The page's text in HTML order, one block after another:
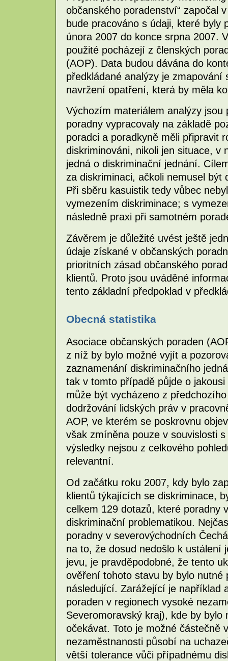
občanského poradenství“ započal
bude pracováno s údaji, které byly
února 2007 do konce srpna 2007.
použité pocházejí z členských
(AOP). Data budou dávána do
předkládané analýzy je zmapování
navržení opatření, která by měla
Výchozím materiálem analýzy
poradny vypracovaly na základě
poradci a poradkyně měli připravit
diskriminováni, nikoli jen situace, v
jedná o diskriminační jednání.
za diskriminaci, ačkoli nemusel být
Při sběru kasuistik tedy vůbec
vymezením diskriminace; s
následně praxi při samotném
Závěrem je důležité uvést ještě
údaje získané v občanských
prioritních zásad občanského
klientů. Proto jsou uváděné
tento základní předpoklad v
Obecná statistika
Asociace občanských poraden
z níž by bylo možné vyjít a
zaznamenání diskriminačního
tak v tomto případě půjde o
může být vycházeno z
dodržování lidských práv v
AOP, ve kterém se poskrovnu
však zmíněna pouze v souvislosti
výsledky nejsou z celkového
relevantní.
Od začátku roku 2007, kdy bylo
klientů týkajících se diskriminace,
celkem 129 dotazů, které poradny
diskriminační problematikou.
poradny v severovýchodních
na to, že dosud nedošlo k ustálení
jevu, je pravděpodobné, že tento
ověření tohoto stavu by bylo
následující. Zarážející je například
poraden v regionech vysoké
Severomoravský kraj), kde by
očekávat. Toto je možné částečně
nezaměstnanosti působí na
větší tolerance vůči případnému